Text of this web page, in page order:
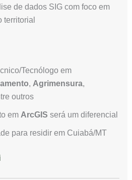
de dados SIG com foco em
territorial
Tecnólogo em
, Agrimensura,
outros
em ArcGIS será um diferencial
para residir em Cuiabá/MT